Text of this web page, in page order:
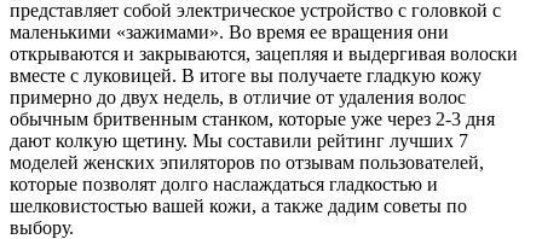
представляет собой электрическое устройство с головкой с
маленькими «зажимами». Во время ее вращения они
открываются и закрываются, зацепляя и выдергивая волоски
вместе с луковицей. В итоге вы получаете гладкую кожу
примерно до двух недель, в отличие от удаления волос
обычным бритвенным станком, которые уже через 2-3 дня
дают колкую щетину. Мы составили рейтинг лучших 7
моделей женских эпиляторов по отзывам пользователей,
которые позволят долго наслаждаться гладкостью и
шелковистостью вашей кожи, а также дадим советы по
выбору.